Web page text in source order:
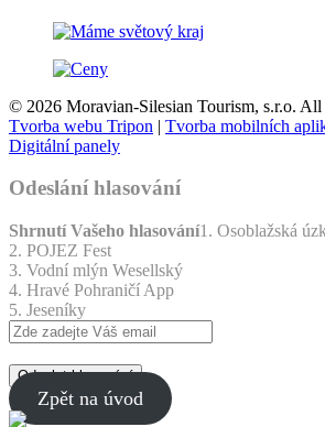
© 2026 Moravian-Silesian Tourism, s.r.o. All
Tvorba webu Tripon | Tvorba mobilních
Digitální panely
Odeslání hlasování
Shrnutí Vašeho hlasování1. Osoblažská
2. POJEZ Fest
3. Vodní mlýn Wesellský
4. Hravé Pohraničí App
5. Jeseníky
Odeslat hlasování
Zpět na úvod